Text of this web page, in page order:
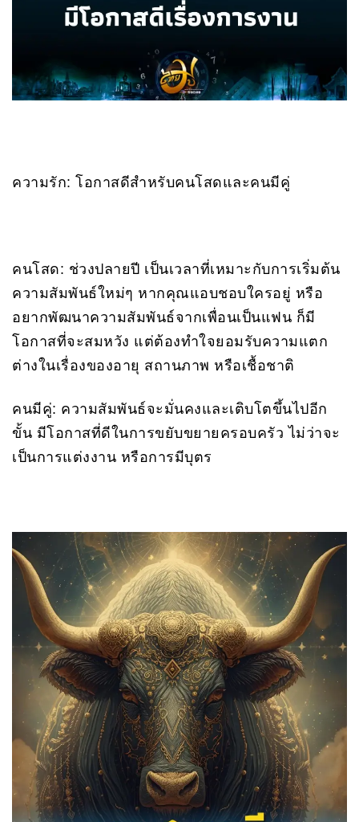
ความรัก: โอกาสดีสำหรับคนโสดและคนมีคู่
คนโสด: ช่วงปลายปี เป็นเวลาที่เหมาะกับการเริ่มต้น
ความสัมพันธ์ใหม่ๆ หากคุณแอบชอบใครอยู่ หรือ
อยากพัฒนาความสัมพันธ์จากเพื่อนเป็นแฟน ก็มี
โอกาสที่จะสมหวัง แต่ต้องทำใจยอมรับความแตก
ต่างในเรื่องของอายุ สถานภาพ หรือเชื้อชาติ
คนมีคู่: ความสัมพันธ์จะมั่นคงและเติบโตขึ้นไปอีก
ขั้น มีโอกาสที่ดีในการขยับขยายครอบครัว ไม่ว่าจะ
เป็นการแต่งงาน หรือการมีบุตร